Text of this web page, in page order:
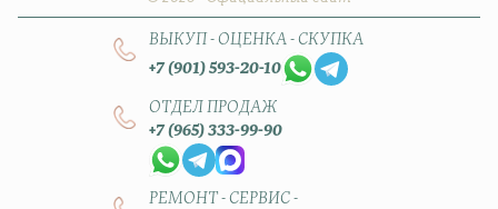
ВЫКУП - ОЦЕНКА - СКУПКА
+7 (901) 593-20-10
ОТДЕЛ ПРОДАЖ
+7 (965) 333-99-90
РЕМОНТ - СЕРВИС -